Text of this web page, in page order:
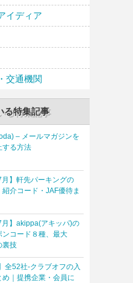
イディア
交通機関
る特集記事
– メールマガジンを
する方法
月】軒先パーキングの
紹介コード・JAF優待ま
月】akippa(アキッパ)の
ンコード８種、最大
裏技
全52社-クラブオフの入
め｜提携企業・会員に